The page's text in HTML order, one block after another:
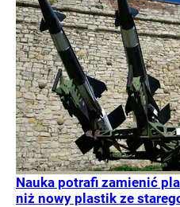
Nauka potrafi zamienić
niż nowy plastik ze